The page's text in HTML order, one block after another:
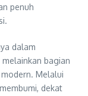
penuh
dalam
bagian
Melalui
dekat